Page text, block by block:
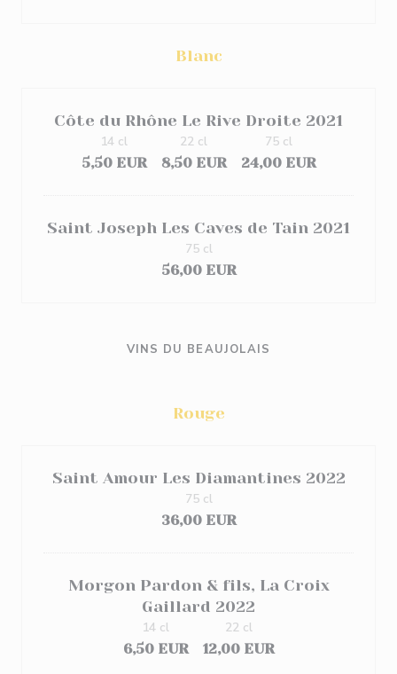
Blanc
Côte du Rhône Le Rive Droite 2021
5,50 EUR
14 cl
8,50 EUR
22 cl
24,00 EUR
75 cl
Saint Joseph Les Caves de Tain 2021
56,00 EUR
75 cl
VINS DU BEAUJOLAIS
Rouge
Saint Amour Les Diamantines 2022
36,00 EUR
75 cl
Morgon Pardon & fils, La Croix
Gaillard 2022
6,50 EUR
14 cl
12,00 EUR
22 cl